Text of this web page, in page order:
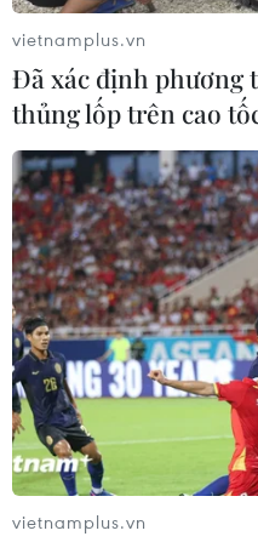
vào việc ai sẽ là Thủ
Ông Rishi Sunak
vào vị trí Thủ tướng
vietnamplus.vn
Đã xác định phương
thủng lốp trên cao
vietnamplus.vn